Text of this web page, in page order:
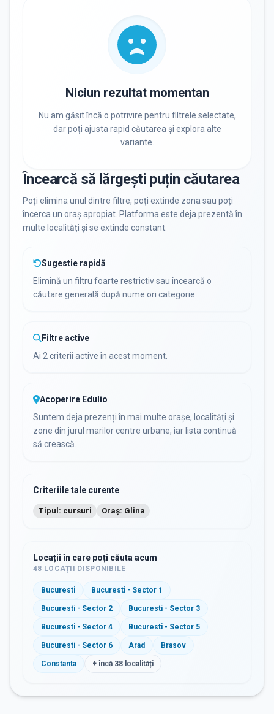
DISPONIBILITATE
Nu există informații despre locuri libere
Nu există informații despre job-uri
Niciun rezultat momentan
Nu am găsit încă o potrivire pentru filtrele selectate,
dar poți ajusta rapid căutarea și explora alte
variante.
Încearcă să lărgești puțin căutarea
Poți elimina unul dintre filtre, poți extinde zona sau poți
încerca un oraș apropiat. Platforma este deja prezentă în
multe localități și se extinde constant.
Sugestie rapidă
Elimină un filtru foarte restrictiv sau încearcă o
căutare generală după nume ori categorie.
Filtre active
Ai 2 criterii active în acest moment.
Acoperire Edulio
Suntem deja prezenți în mai multe orașe, localități și
zone din jurul marilor centre urbane, iar lista continuă
să crească.
Criteriile tale curente
Tipul: cursuri Oraș: Glina
Locații în care poți căuta acum
48 LOCAȚII DISPONIBILE
Bucuresti Bucuresti - Sector 1
Bucuresti - Sector 2 Bucuresti - Sector 3
Bucuresti - Sector 4 Bucuresti - Sector 5
Bucuresti - Sector 6 Arad Brasov
Constanta + încă 38 localități